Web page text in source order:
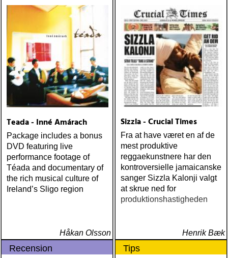
från en ung mans liv
Teada - Inné Amárach
Package includes a bonus
DVD featuring live
performance footage of
Téada and documentary of
the rich musical culture of
Ireland’s Sligo region
Håkan Olsson
Sizzla - Crucial Times
Fra at have været en af de
mest produktive
reggaekunstnere har den
kontroversielle jamaicanske
sanger Sizzla Kalonji valgt
at skrue ned for
produktionshastigheden
Henrik Bæk
Recension Tips